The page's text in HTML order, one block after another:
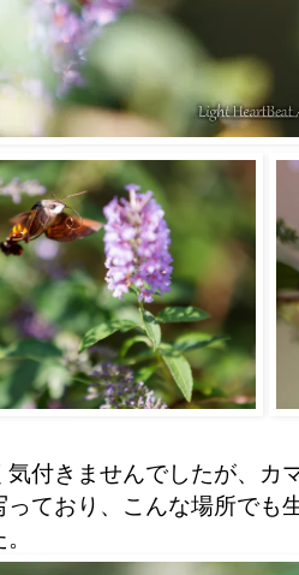
気付きませんでしたが、カ
っており、こんな場所でも